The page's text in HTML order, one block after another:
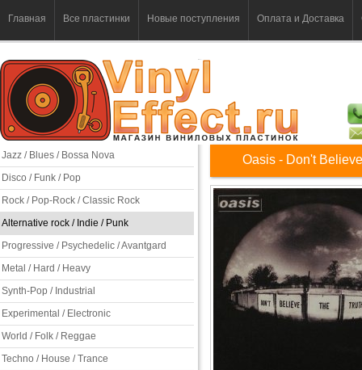
Главная Все пластинки Новые поступления Оплата и Доставка
Jazz / Blues / Bossa Nova
Disco / Funk / Pop
Rock / Pop-Rock / Classic Rock
Alternative rock / Indie / Punk
Progressive / Psychedelic / Avantgard
Metal / Hard / Heavy
Synth-Pop / Industrial
Experimental / Electronic
World / Folk / Reggae
Techno / House / Trance
Oasis - Don't